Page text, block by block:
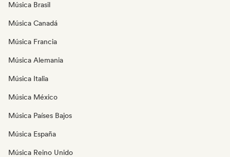
Música Brasil
Música Canadá
Música Francia
Música Alemania
Música Italia
Música México
Música Países Bajos
Música España
Música Reino Unido